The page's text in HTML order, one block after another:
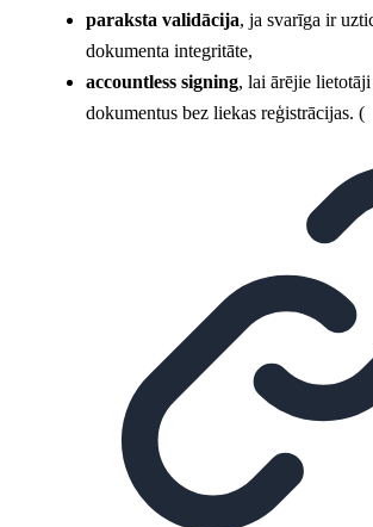
paraksta validācija, ja svarīga ir
dokumenta integritāte,
accountless signing, lai ārējie
dokumentus bez liekas reģistrācijas. (